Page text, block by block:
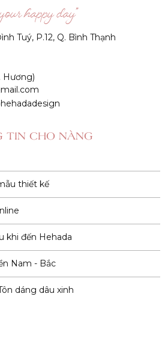
happy day”
Tuý, P.12, Q. Bình Thạnh
Hương)
TIN CHO NÀNG
thiết kế
khi đến Hehada
Nam - Bắc
dáng dâu xinh